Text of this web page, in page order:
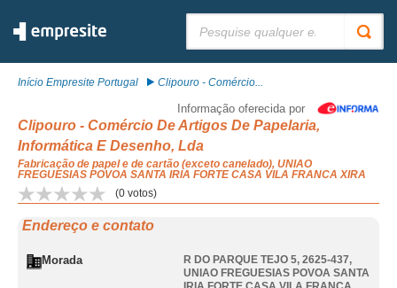
Início Empresite Portugal Clipouro - Comércio...
Informação oferecida por
Clipouro - Comércio De Artigos De Papelaria,
Informática E Desenho, Lda
Fabricação de papel e de cartão (exceto canelado), UNIAO
FREGUESIAS POVOA SANTA IRIA FORTE CASA VILA FRANCA XIRA
(0 votos)
Endereço e contato
Morada R DO PARQUE TEJO 5, 2625-437,
UNIAO FREGUESIAS POVOA SANTA